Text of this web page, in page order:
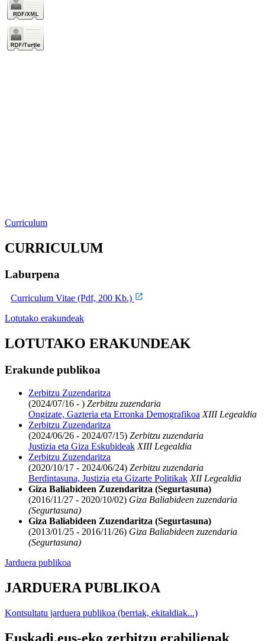
Curriculum
CURRICULUM
Laburpena
Curriculum Vitae (Pdf, 200 Kb.)
Lotutako erakundeak
LOTUTAKO ERAKUNDEAK
Erakunde publikoa
Zerbitzu Zuzendaritza
(2024/07/16 - ) Zerbitzu zuzendaria
Ongizate, Gazteria eta Erronka Demografikoa XIII Legealdia
Zerbitzu Zuzendaritza
(2024/06/26 - 2024/07/15) Zerbitzu zuzendaria
Justizia eta Giza Eskubideak XIII Legealdia
Zerbitzu Zuzendaritza
(2020/10/17 - 2024/06/24) Zerbitzu zuzendaria
Berdintasuna, Justizia eta Gizarte Politikak XII Legealdia
Giza Baliabideen Zuzendaritza (Segurtasuna)
(2016/11/27 - 2020/10/02) Giza Baliabideen zuzendaria
(Segurtasuna)
Giza Baliabideen Zuzendaritza (Segurtasuna)
(2013/01/25 - 2016/11/26) Giza Baliabideen zuzendaria
(Segurtasuna)
Jarduera publikoa
JARDUERA PUBLIKOA
Kontsultatu jarduera publikoa (berriak, ekitaldiak...)
Euskadi.eus-eko zerbitzu erabilienak